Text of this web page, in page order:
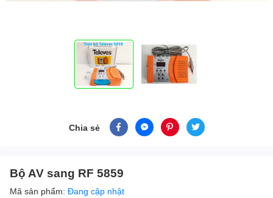
Chia sẻ
Bộ AV sang RF 5859
Mã sản phẩm: Đang cập nhật